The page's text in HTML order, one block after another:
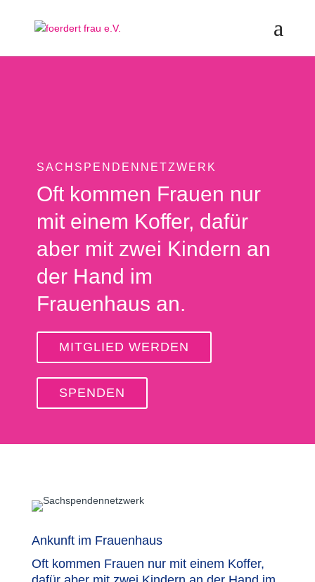
SACHSPENDENNETZWERK
Oft kommen Frauen nur
mit einem Koffer, dafür
aber mit zwei Kindern an
der Hand im
Frauenhaus an.
MITGLIED WERDEN
SPENDEN
Ankunft im Frauenhaus
Oft kommen Frauen nur mit einem Koffer,